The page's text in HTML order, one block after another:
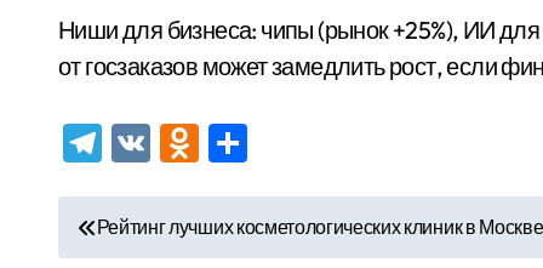
Ниши для бизнеса: чипы (рынок +25%), ИИ
от госзаказов может замедлить рост, если
Telegram
VK Odnoklassniki
Н Рейтинг лучших косметологических клиник в